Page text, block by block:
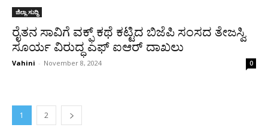
ಜಿಲ್ಲಾ ಸುದ್ದಿ
ರೈತನ ಸಾವಿಗೆ ವಕ್ಫ್ ಕಥೆ ಕಟ್ಟಿದ ಬಿಜೆಪಿ ಸಂಸದ ತೇಜಸ್ವಿ
ಸೂರ್ಯ ವಿರುದ್ಧ ಎಫ್ ಐಆರ್ ದಾಖಲು
Vahini - November 8, 2024 0
1 2